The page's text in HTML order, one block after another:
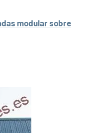
modular sobre